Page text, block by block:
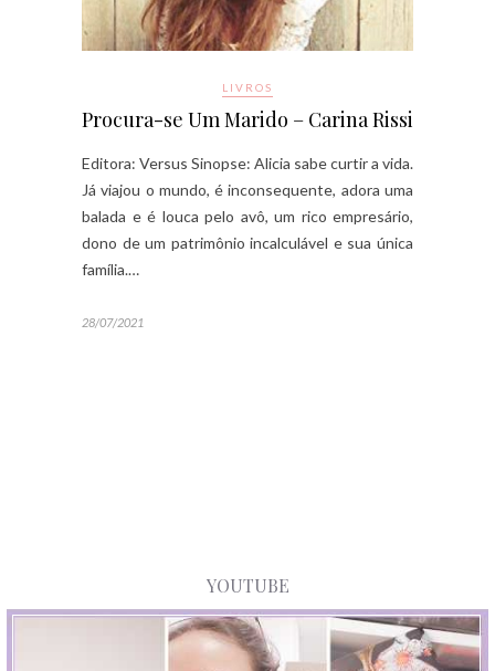
LIVROS
Procura-se Um Marido – Carina Rissi
Editora: Versus Sinopse: Alicia sabe curtir a vida.
Já viajou o mundo, é inconsequente, adora uma
balada e é louca pelo avô, um rico empresário,
dono de um patrimônio incalculável e sua única
família.…
28/07/2021
YOUTUBE